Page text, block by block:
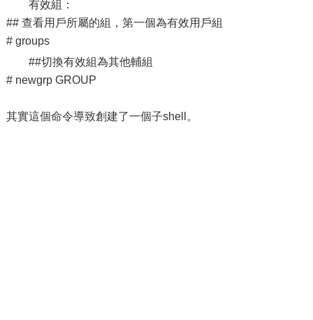
有效組：
## 查看用戶所屬的組，第一個為有效用戶組
# groups
##切換有效組為其他輔組
# newgrp GROUP
其實這個命令導致創建了一個子shell。